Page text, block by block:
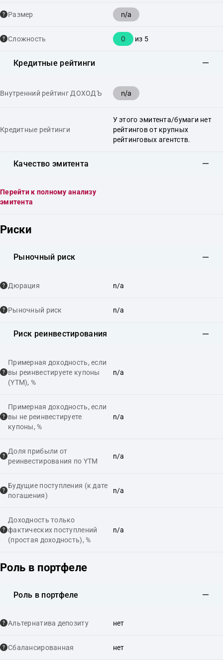
Размер n/a
Сложность 0 из 5
Кредитные рейтинги
Внутренний рейтинг ДОХОДЪ n/a
Кредитные рейтинги
У этого эмитента/бумаги нет
рейтингов от крупных
рейтинговых агентств.
Качество эмитента
Перейти к полному анализу
эмитента
Риски
Рыночный риск
Дюрация n/a
Рыночный риск n/a
Риск реинвестирования
Примерная доходность, если
вы реинвестируете купоны
(YTM), %
n/a
Примерная доходность, если
вы не реинвестируете
купоны, %
n/a
Доля прибыли от
реинвестирования по YTM
n/a
Будущие поступления (к дате
погашения)
n/a
Доходность только
фактических поступлений
(простая доходность), %
n/a
Роль в портфеле
Роль в портфеле
Альтернатива депозиту нет
Сбалансированная нет